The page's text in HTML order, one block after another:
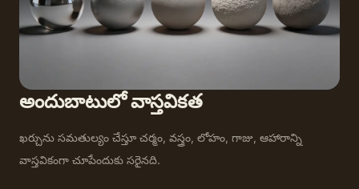
అందుబాటులో వాస్తవికత
ఖర్చును సమతుల్యం చేస్తూ చర్మం, వస్త్రం, లోహం, గాజు, ఆహారాన్ని
వాస్తవికంగా చూపేందుకు సరైనది.